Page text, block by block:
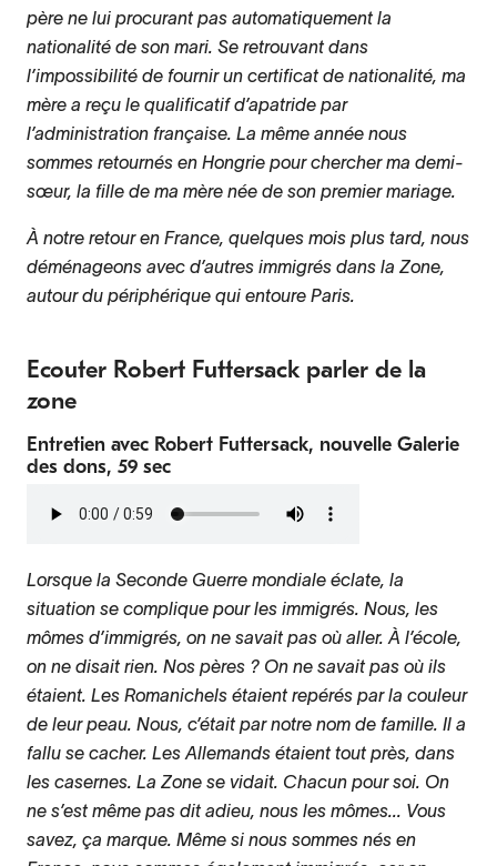
père ne lui procurant pas automatiquement la
nationalité de son mari. Se retrouvant dans
l’impossibilité de fournir un certificat de nationalité, ma
mère a reçu le qualificatif d’apatride par
l’administration française. La même année nous
sommes retournés en Hongrie pour chercher ma demi-
sœur, la fille de ma mère née de son premier mariage.
À notre retour en France, quelques mois plus tard, nous
déménageons avec d’autres immigrés dans la Zone,
autour du périphérique qui entoure Paris.
Ecouter Robert Futtersack parler de la
zone
Entretien avec Robert Futtersack, nouvelle Galerie
des dons, 59 sec
audio
Lorsque la Seconde Guerre mondiale éclate, la
situation se complique pour les immigrés. Nous, les
mômes d’immigrés, on ne savait pas où aller. À l’école,
on ne disait rien. Nos pères ? On ne savait pas où ils
étaient. Les Romanichels étaient repérés par la couleur
de leur peau. Nous, c’était par notre nom de famille. Il a
fallu se cacher. Les Allemands étaient tout près, dans
les casernes. La Zone se vidait. Chacun pour soi. On
ne s’est même pas dit adieu, nous les mômes... Vous
savez, ça marque. Même si nous sommes nés en